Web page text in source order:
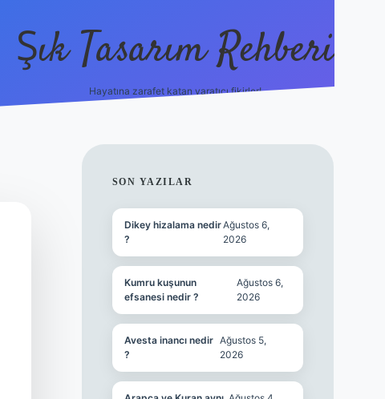
Şık Tasarım Rehberi
Hayatına zarafet katan yaratıcı fikirler!
SIDEBAR
SON YAZILAR
Dikey hizalama nedir
?
Ağustos 6,
2026
Kumru kuşunun
efsanesi nedir ?
Ağustos 6,
2026
Avesta inancı nedir
?
Ağustos 5,
2026
vdcasino giriş